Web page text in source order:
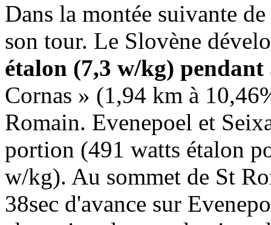
Dans la montée suivante
son tour. Le Slovène
étalon (7,3 w/kg) pendant
Cornas » (1,94 km à
Romain. Evenepoel et
portion (491 watts étalon
w/kg). Au sommet de St
38sec d'avance sur